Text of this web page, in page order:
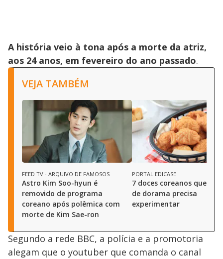
A história veio à tona após a morte da atriz,
aos 24 anos, em fevereiro do ano passado.
VEJA TAMBÉM
FEED TV - ARQUIVO DE FAMOSOS
Astro Kim Soo-hyun é
removido de programa
coreano após polêmica com
morte de Kim Sae-ron
PORTAL EDICASE
7 doces coreanos que
de dorama precisa
experimentar
Segundo a rede BBC, a polícia e a promotoria
alegam que o youtuber que comanda o canal